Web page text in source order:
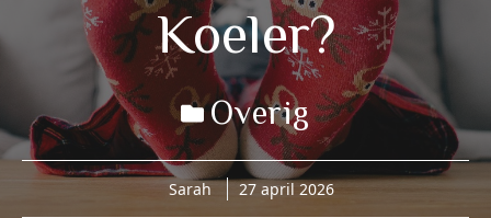
Koeler?
Overig
Sarah 27 april 2026